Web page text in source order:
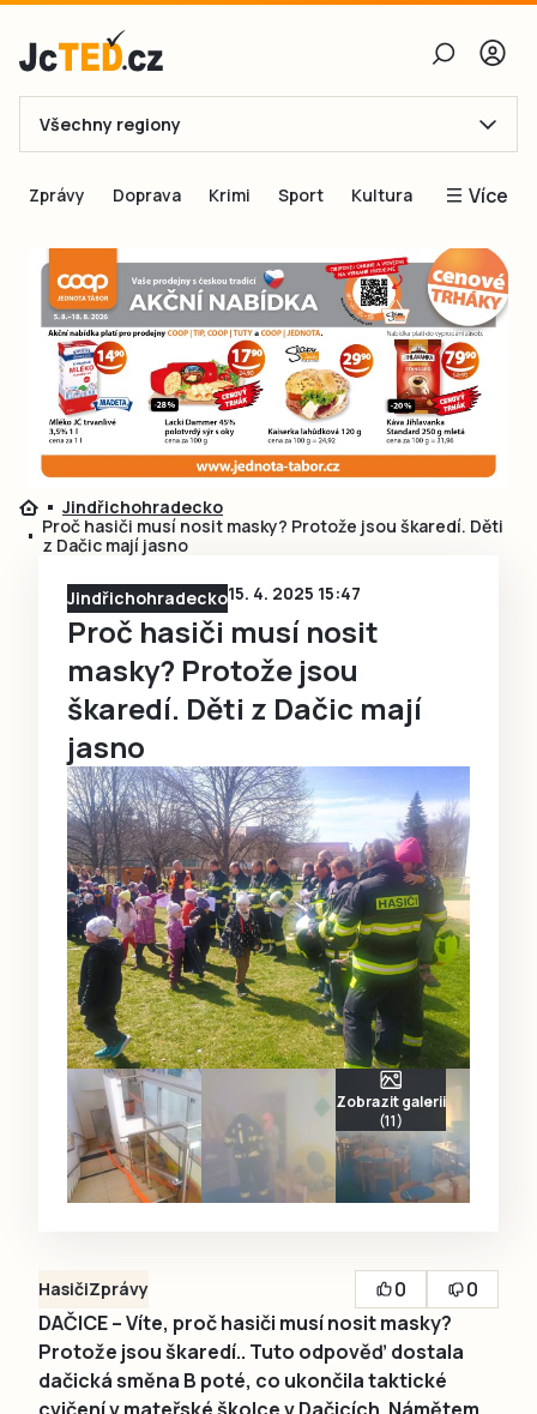
E-mail
Obnovit heslo
Přihlásit se
Přihlásit se přes Facebook
Ještě nemám účet, chci seRegistrovat
Všechny regiony
Zprávy Doprava Krimi Sport Kultura Více
Inspirace
Čtenáři píší
Speciální přílohy
Inzerce
Jindřichohradecko
Proč hasiči musí nosit masky? Protože jsou škaredí. Děti
z Dačic mají jasno
Jindřichohradecko15. 4. 2025 15:47
Proč hasiči musí nosit
masky? Protože jsou
škaredí. Děti z Dačic mají
jasno
Zobrazit galerii
(11)
HasičiZprávy 0
0
DAČICE – Víte, proč hasiči musí nosit masky?
Protože jsou škaredí.. Tuto odpověď dostala
dačická směna B poté, co ukončila taktické